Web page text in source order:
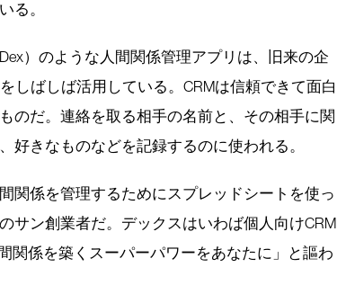
る。
）のような人間関係管理アプリは、旧来の企
しばしば活用している。CRMは信頼できて面白
のだ。連絡を取る相手の名前と、その相手に関
好きなものなどを記録するのに使われる。
関係を管理するためにスプレッドシートを使っ
サン創業者だ。デックスはいわば個人向けCRM
関係を築くスーパーパワーをあなたに」と謳わ